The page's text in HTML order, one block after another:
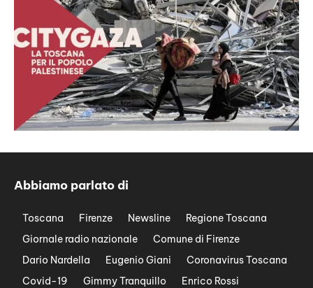
Abbiamo parlato di
Toscana Firenze Newsline
Regione Toscana
Giornale radio nazionale
Comune di Firenze
Dario Nardella
Eugenio Giani
Coronavirus Toscana
Covid-19
Gimmy Tranquillo
Enrico Rossi